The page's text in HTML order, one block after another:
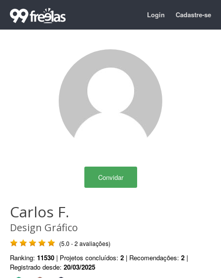
Login Cadastre-se
Convidar
Carlos F.
Design Gráfico
(5.0 - 2 avaliações)
Ranking: 11530 | Projetos concluídos: 2 | Recomendações: 2 |
Registrado desde: 20/03/2025